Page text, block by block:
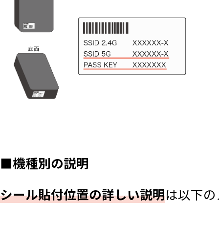
■機種別の説明
シール貼付位置の詳しい説明は以下